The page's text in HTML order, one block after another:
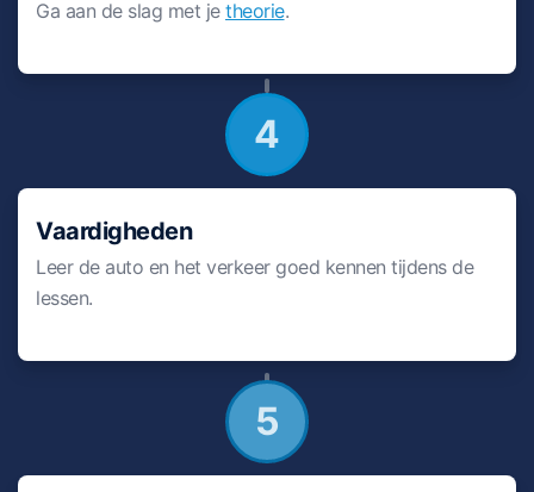
Ga aan de slag met je theorie.
4
Vaardigheden
Leer de auto en het verkeer goed kennen tijdens de
lessen.
5